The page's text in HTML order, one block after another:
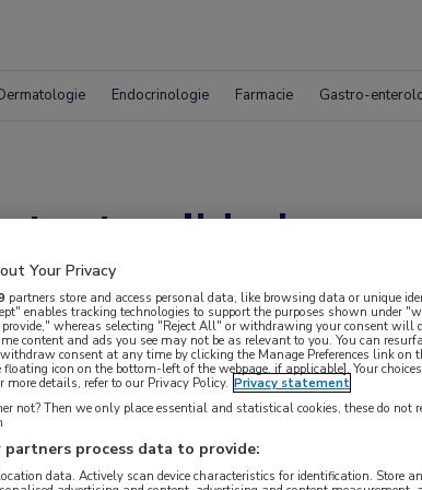
Endocrinologie Farmacie Gastro-
autisme prikkels beter te verwerken,
Your Privacy
partners store and access personal data, like browsing data or unique
enables tracking technologies to support the purposes shown under
provide," whereas selecting "Reject All" or withdrawing your consent will
content and ads you see may not be as relevant to you. You can
consent at any time by clicking the Manage Preferences link on
floating icon on the bottom-left of the webpage, if applicable]. Your
more details, refer to our Privacy Policy. Privacy statement
not? Then we only place essential and statistical cookies, these do not
partners process data to provide:
data. Actively scan device characteristics for identification. Store